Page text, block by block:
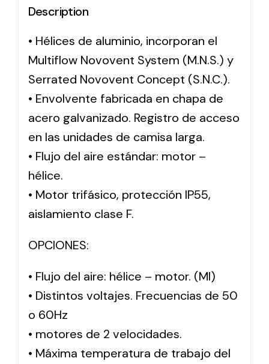
Description
• Hélices de aluminio, incorporan el
Multiflow Novovent System (M.N.S.) y
Serrated Novovent Concept (S.N.C.).
• Envolvente fabricada en chapa de
acero galvanizado. Registro de acceso
en las unidades de camisa larga.
• Flujo del aire estándar: motor –
hélice.
• Motor trifásico, protección IP55,
aislamiento clase F.
OPCIONES:
• Flujo del aire: hélice – motor. (MI)
• Distintos voltajes. Frecuencias de 50
o 60Hz
• motores de 2 velocidades.
• Máxima temperatura de trabajo del